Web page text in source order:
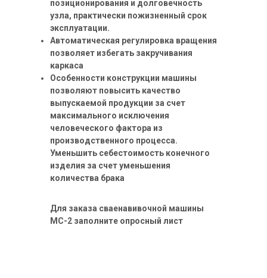
позиционирования и долговечность
узла, практически пожизненный срок
эксплуатации.
Автоматическая регулировка вращения
позволяет избегать закручивания
каркаса
Особенности конструкции машины
позволяют повысить качество
выпускаемой продукции за счет
максимального исключения
человеческого фактора из
производственного процесса.
Уменьшить себестоимость конечного
изделия за счет уменьшения
количества брака
Для заказа сваенавивочной машины
МС-2 заполните опросный лист